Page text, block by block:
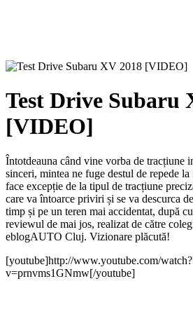
Test Drive Subaru
[VIDEO]
Întotdeauna când vine vorba de tracțiune
sinceri, mintea ne fuge destul de repede
face excepție de la tipul de tracțiune
care va întoarce priviri și se va descurca
timp și pe un teren mai accidentat, după
reviewul de mai jos, realizat de către
eblogAUTO Cluj. Vizionare plăcută!
[youtube]http://www.youtube.com/watch?
v=prnvms1GNmw[/youtube]